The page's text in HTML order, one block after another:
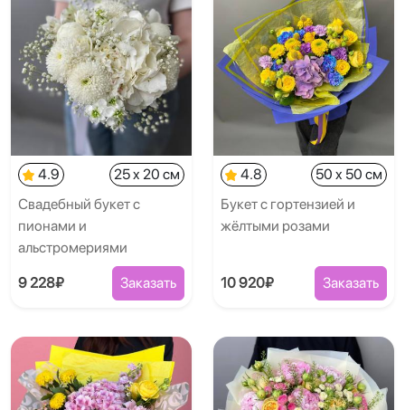
4.9
25 x 20 см
Свадебный букет с
пионами и
альстромериями
9 228₽ Заказать
4.8
50 x 50 см
Букет с гортензией и
жёлтыми розами
10 920₽ Заказать